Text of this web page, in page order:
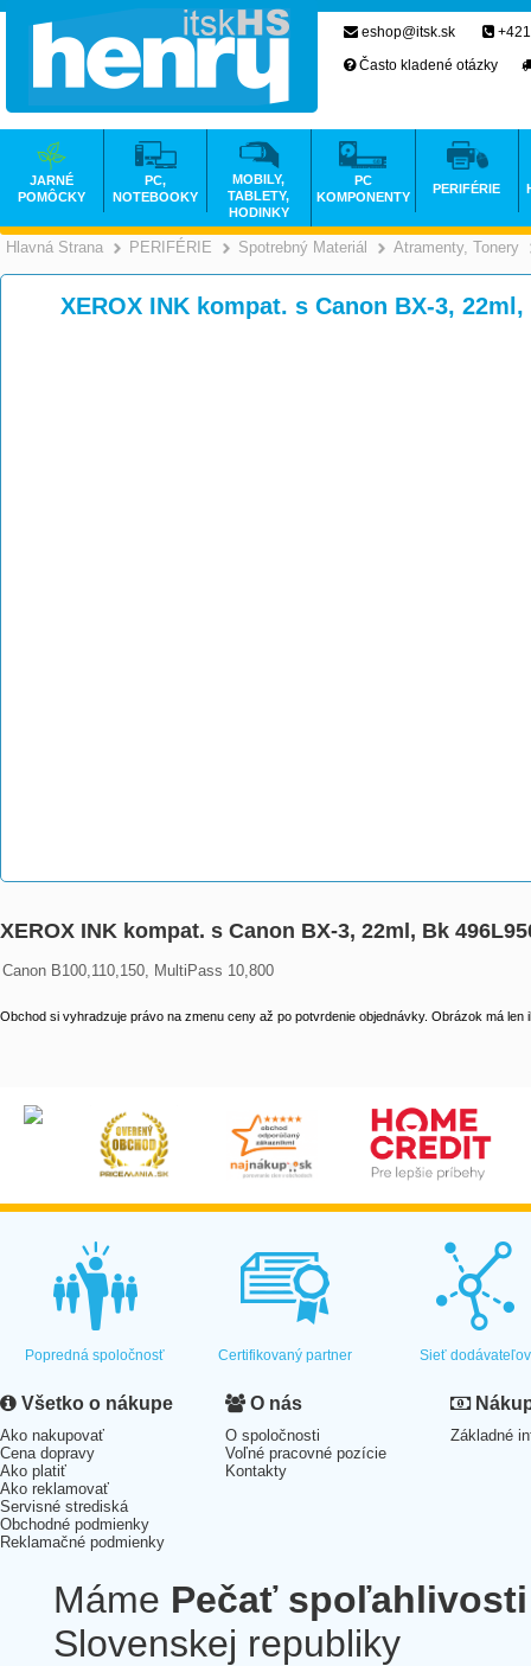
Hlavná Strana >
PERIFÉRIE >
Spotrebný Materiál >
Atramenty, Tonery
XEROX INK kompat. s Canon BX-3, 22ml,
XEROX INK kompat. s Canon BX-3, 22ml, Bk
Canon B100,110,150, MultiPass 10,800
Obchod si vyhradzuje právo na zmenu ceny až po potvrdenie objednávky. Obrázok má len
eshop@itsk.sk
Často kladené otázky
JARNÉ
POMÔCKY
PC,
NOTEBOOKY
MOBILY,
TABLETY,
HODINKY
PC
KOMPONENTY
PERIFÉRIE
Popredná spoločnosť Certifikovaný partner Sieť dodávateľov
Všetko o nákupe
Ako nakupovať
Cena dopravy
Ako platiť
Ako reklamovať
Servisné strediská
Obchodné podmienky
Reklamačné podmienky
O nás
O spoločnosti
Voľné pracovné pozície
Kontakty
Základné
Máme Pečať spoľahlivosti
Slovenskej republiky